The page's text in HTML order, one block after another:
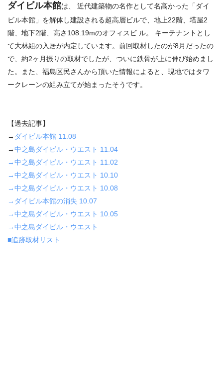
ダイビル本館は、 近代建築物の名作として名高かった「ダイ
ビル本館」を解体し建設される超高層ビルで、地上22階、塔屋2
階、地下2階、高さ108.19mのオフィスビ ル。 キーテナントとし
て大林組の入居が内定しています。前回取材したのが8月だったの
で、約2ヶ月振りの取材でしたが、ついに鉄骨が上に伸び始めまし
た。また、福島区民さんから頂いた情報によると、現地ではタワ
ークレーンの組み立てが始まったそうです。
【過去記事】
→ ダイビル本館 11.08
→中之島ダイビル・ウエスト 11.04
→中之島ダイビル・ウエスト 11.02
→中之島ダイビル・ウエスト 10.10
→中之島ダイビル・ウエスト 10.08
→ダイビル本館の消失 10.07
→中之島ダイビル・ウエスト 10.05
→中之島ダイビル・ウエスト
■追跡取材リスト